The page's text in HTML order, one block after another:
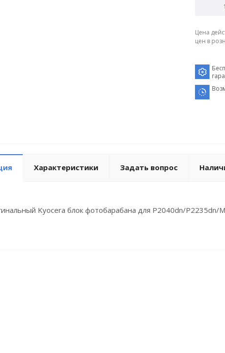
Цена
цен в
Характеристики Задать вопрос
Kyocera блок фотобарабана для P2040dn/P2235dn/